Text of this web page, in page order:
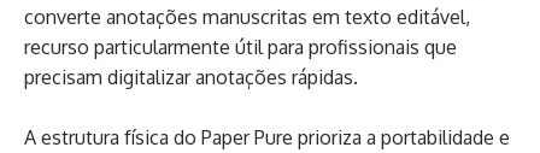
converte anotações manuscritas em texto editável,
recurso particularmente útil para profissionais que
precisam digitalizar anotações rápidas.
A estrutura física do Paper Pure prioriza a portabilidade e